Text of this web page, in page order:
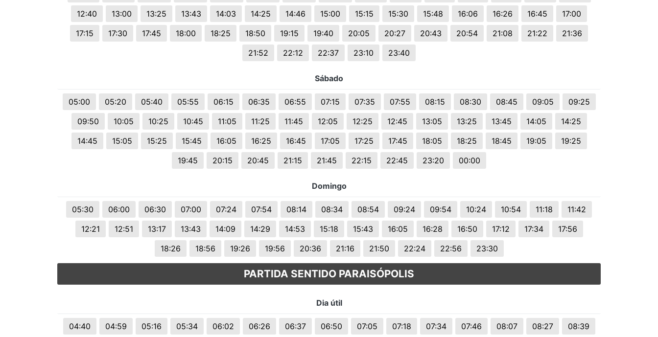
12:40
13:00 13:25 13:43 14:03 14:25 14:46 15:00 15:15 15:30 15:48 16:06 16:26 16:45
17:00
17:15
17:30 17:45 18:00 18:25 18:50 19:15 19:40 20:05 20:27 20:43 20:54 21:08 21:22
21:36
21:52
22:12 22:37 23:10 23:40
Sábado
05:00 05:20 05:40 05:55 06:15 06:35 06:55 07:15 07:35 07:55 08:15 08:30 08:45 09:05
09:25
09:50
10:05 10:25 10:45 11:05 11:25 11:45 12:05 12:25 12:45 13:05 13:25 13:45 14:05
14:25
14:45
15:05 15:25 15:45 16:05 16:25 16:45 17:05 17:25 17:45 18:05 18:25 18:45 19:05
19:25
19:45
20:15 20:45 21:15 21:45 22:15 22:45 23:20 00:00
Domingo
05:30 06:00 06:30 07:00 07:24 07:54 08:14 08:34 08:54 09:24 09:54 10:24 10:54 11:18
11:42
12:21
12:51 13:17 13:43 14:09 14:29 14:53 15:18 15:43 16:05 16:28 16:50 17:12 17:34
17:56
18:26
18:56 19:26 19:56 20:36 21:16 21:50 22:24 22:56 23:30
PARTIDA SENTIDO PARAISÓPOLIS
Dia útil
04:40 04:59 05:16 05:34 06:02 06:26 06:37 06:50 07:05 07:18 07:34 07:46 08:07 08:27
08:39